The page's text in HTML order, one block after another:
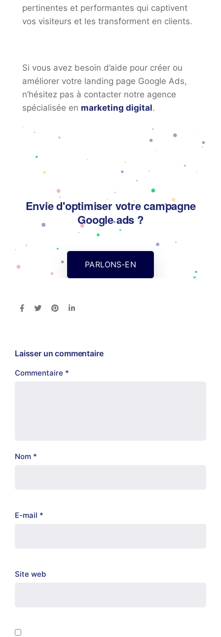
pertinentes et performantes qui captivent
vos visiteurs et les transforment en clients.
Si vous avez besoin d’aide pour créer ou
améliorer votre landing page Google Ads,
n’hésitez pas à contacter notre agence
spécialisée en marketing digital.
Envie d'optimiser votre campagne
Google ads ?
PARLONS-EN
Laisser un commentaire
Commentaire *
Nom *
E-mail *
Site web